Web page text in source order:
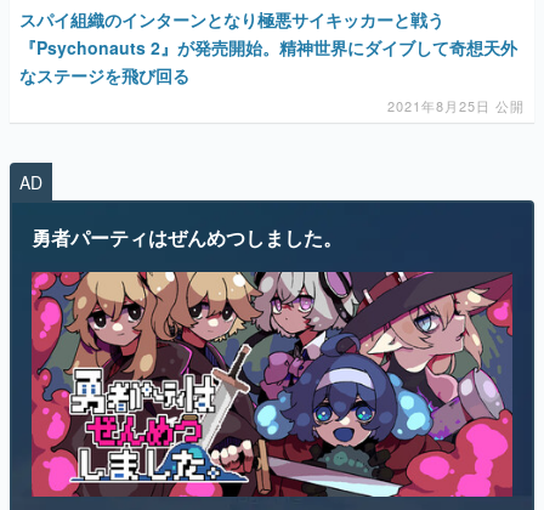
スパイ組織のインターンとなり極悪サイキッカーと戦う
『Psychonauts 2』が発売開始。精神世界にダイブして奇想天外
なステージを飛び回る
2021年8月25日 公開
AD
勇者パーティはぜんめつしました。